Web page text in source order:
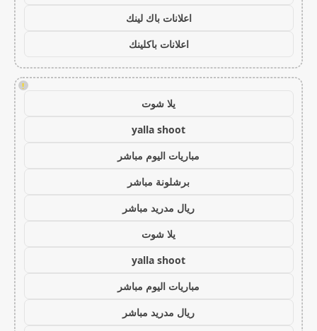
اعلانات باك لينك
اعلانات باكلينك
!
يلا شوت
yalla shoot
مباريات اليوم مباشر
برشلونة مباشر
ريال مدريد مباشر
يلا شوت
yalla shoot
مباريات اليوم مباشر
ريال مدريد مباشر